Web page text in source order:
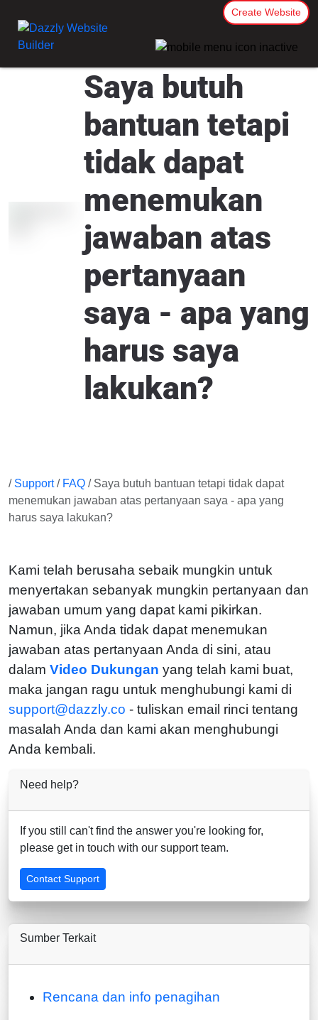
Create Website
Saya butuh
bantuan tetapi
tidak dapat
menemukan
jawaban atas
pertanyaan
saya - apa yang
harus saya
lakukan?
/ Support/ FAQ / Saya butuh bantuan tetapi tidak dapat
menemukan jawaban atas pertanyaan saya - apa yang
harus saya lakukan?
Kami telah berusaha sebaik mungkin untuk
menyertakan sebanyak mungkin pertanyaan dan
jawaban umum yang dapat kami pikirkan.
Namun, jika Anda tidak dapat menemukan
jawaban atas pertanyaan Anda di sini, atau
dalam Video Dukungan yang telah kami buat,
maka jangan ragu untuk menghubungi kami di
support@dazzly.co - tuliskan email rinci tentang
masalah Anda dan kami akan menghubungi
Anda kembali.
Need help?
If you still can't find the answer you're looking for,
please get in touch with our support team.
Contact Support
Sumber Terkait
Rencana dan info penagihan